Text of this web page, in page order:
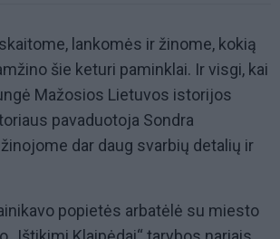
lankomės ir žinome, kokią
šie keturi paminklai. Ir visgi, kai
Mažosios Lietuvos istorijos
pavaduotoja Sondra
dar daug svarbių detalių ir
popietės arbatėlė su miesto